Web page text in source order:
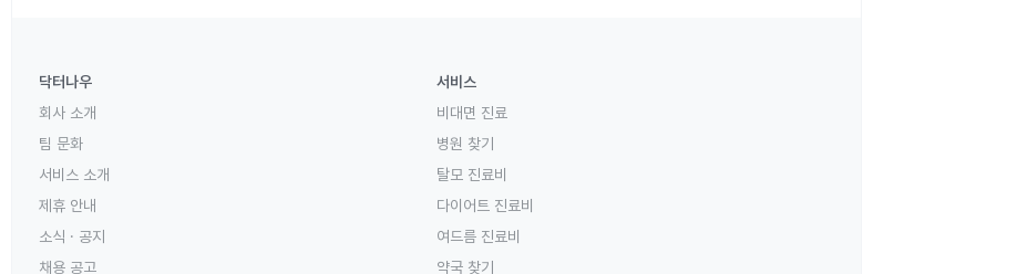
닥터나우
회사 소개
팀 문화
서비스 소개
제휴 안내
소식 · 공지
채용 공고
서비스
비대면 진료
병원 찾기
탈모 진료비
다이어트 진료비
여드름 진료비
약국 찾기